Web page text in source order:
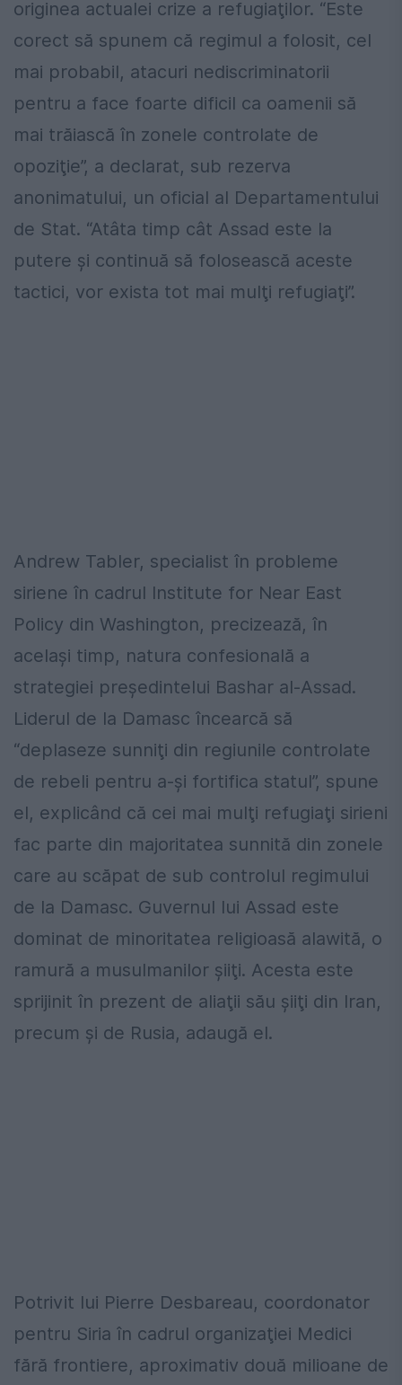
originea actualei crize a refugiaţilor. “Este
corect să spunem că regimul a folosit, cel
mai probabil, atacuri nediscriminatorii
pentru a face foarte dificil ca oamenii să
mai trăiască în zonele controlate de
opoziţie”, a declarat, sub rezerva
anonimatului, un oficial al Departamentului
de Stat. “Atâta timp cât Assad este la
putere şi continuă să folosească aceste
tactici, vor exista tot mai mulţi refugiaţi”.
Andrew Tabler, specialist în probleme
siriene în cadrul Institute for Near East
Policy din Washington, precizează, în
acelaşi timp, natura confesională a
strategiei preşedintelui Bashar al-Assad.
Liderul de la Damasc încearcă să
“deplaseze sunniţi din regiunile controlate
de rebeli pentru a-şi fortifica statul”, spune
el, explicând că cei mai mulţi refugiaţi sirieni
fac parte din majoritatea sunnită din zonele
care au scăpat de sub controlul regimului
de la Damasc. Guvernul lui Assad este
dominat de minoritatea religioasă alawită, o
ramură a musulmanilor şiiţi. Acesta este
sprijinit în prezent de aliaţii său şiiţi din Iran,
precum şi de Rusia, adaugă el.
Potrivit lui Pierre Desbareau, coordonator
pentru Siria în cadrul organizaţiei Medici
fără frontiere, aproximativ două milioane de